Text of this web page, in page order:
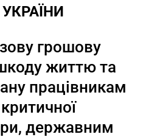
грошову
життю та
працівникам
критичної
державним